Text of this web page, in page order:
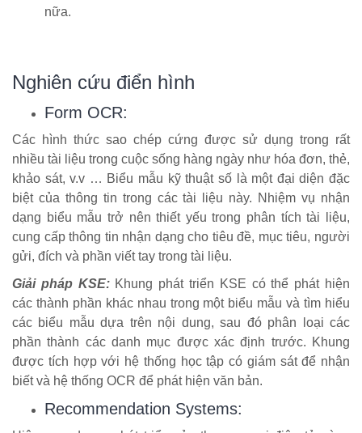
nữa.
Nghiên cứu điển hình
Form OCR:
Các hình thức sao chép cứng được sử dụng trong rất
nhiều tài liệu trong cuộc sống hàng ngày như hóa đơn, thẻ,
khảo sát, v.v … Biểu mẫu kỹ thuật số là một đại diện đặc
biệt của thông tin trong các tài liệu này. Nhiệm vụ nhận
dạng biểu mẫu trở nên thiết yếu trong phân tích tài liệu,
cung cấp thông tin nhận dạng cho tiêu đề, mục tiêu, người
gửi, đích và phần viết tay trong tài liệu.
Giải pháp KSE:Khung phát triển KSE có thể phát hiện
các thành phần khác nhau trong một biểu mẫu và tìm hiểu
các biểu mẫu dựa trên nội dung, sau đó phân loại các
phần thành các danh mục được xác định trước. Khung
được tích hợp với hệ thống học tập có giám sát để nhận
biết và hệ thống OCR để phát hiện văn bản.
Recommendation Systems: